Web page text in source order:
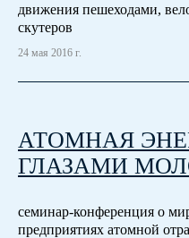
движения пешеходами,
скутеров
24 мая 2016 г.
АТОМНАЯ
ГЛАЗАМИ
семинар-конференция о
предприятиях атомной